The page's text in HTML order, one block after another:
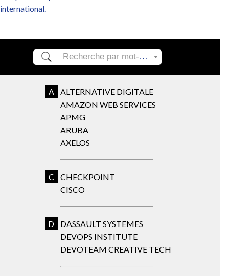
international.
Recherche par mot-clé ou formation
A
ALTERNATIVE DIGITALE
AMAZON WEB SERVICES
APMG
ARUBA
AXELOS
C
CHECKPOINT
CISCO
D
DASSAULT SYSTEMES
DEVOPS INSTITUTE
DEVOTEAM CREATIVE TECH